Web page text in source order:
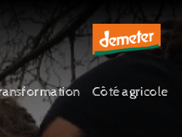
Côté agricole